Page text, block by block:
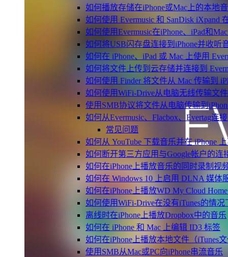
如何播放存储在iPhone或Mac上的本地
如何使用 Evermusic 和 SanDisk iXpand
如何使用Evermusic在iPhone、iPad和
如何将USB闪存盘连接到iPhone并收听
如何在 iPhone、iPad 或 Mac 上使用
如何将文件上传到云存储并连接到
如何使用 Finder 将文件从 Mac 传输到
如何使用WiFi-Drive从电脑无线传输文件
使用SMB协议将文件从电脑传输到
如何从Evermusic、Flacbox、Evertag连
常见问题
如何从 YouTube 下载音乐并在 iPhone
如何断开第三方应用与Google帐户的连
如何在iPhone上播放音乐的同时录制视
如何在 Windows 10 上启用 DLNA 媒体
如何在iPhone上播放WD My Cloud
如何使用WiFi-Drive在没有iTunes的情
离线时在iPhone上播放Dropbox中的音乐
如何在 iPhone 和 Mac 上编辑 ID3 标签
如何在iPhone上播放本地文件（iTunes
使用SMB从Mac或PC向iPhone串流音乐